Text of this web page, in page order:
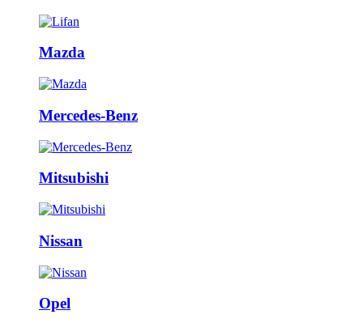
Mazda
Mercedes-Benz
Mitsubishi
Nissan
Opel